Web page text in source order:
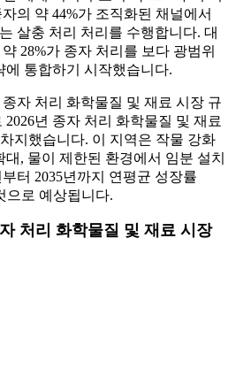
의 약 44%가 조직화된 채널에서
살충 처리 처리를 수행합니다. 대
28%가 종자 처리를 보다 광범위
에 통합하기 시작했습니다.
자 처리 화학물질 및 재료 시장 규
2026년 종자 처리 화학물질 및 재료
지했습니다. 이 지역은 작물 강화
, 물이 제한된 환경에서 임분 설치
터 2035년까지 연평균 성장률
으로 예상됩니다.
처리 화학물질 및 재료 시장